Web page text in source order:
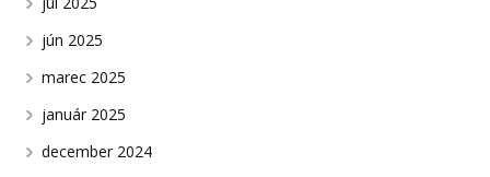
jún 2025
marec 2025
január 2025
december 2024